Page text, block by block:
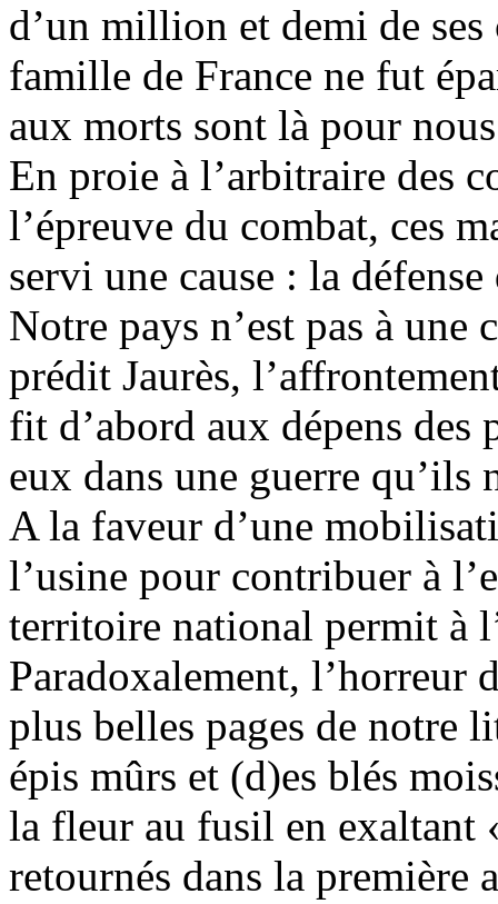
d’un million et demi de
famille de France ne fut
aux morts sont là pour
En proie à l’arbitraire des
l’épreuve du combat, ces
servi une cause : la
Notre pays n’est pas à
prédit Jaurès,
fit d’abord aux dépens des
eux dans une guerre qu’ils
A la faveur d’une
l’usine pour contribuer à
territoire national permit à
Paradoxalement, l’horreur
plus belles pages de notre
épis mûrs et (d)es blés
la fleur au fusil en exaltant
retournés dans la première